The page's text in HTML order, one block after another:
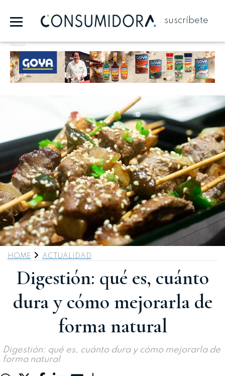
suscríbete
Publicidad
HOME ACTUALIDAD
Digestión: qué es, cuánto
dura y cómo mejorarla de
forma natural
Digestión: qué es, cuánto dura y cómo mejorarla de
forma natural